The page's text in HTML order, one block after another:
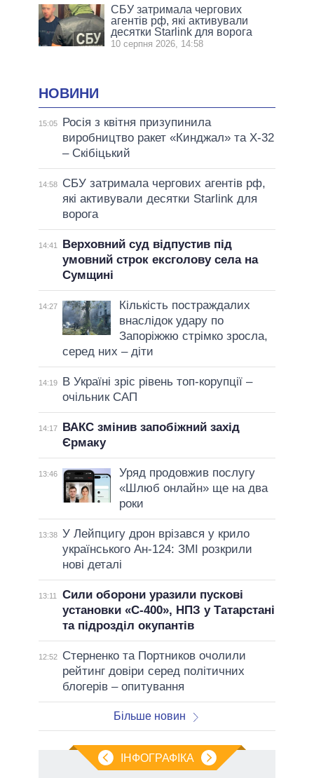
СБУ затримала чергових
агентів рф, які активували
десятки Starlink для ворога
10 серпня 2026, 14:58
НОВИНИ
15:05
Росія з квітня призупинила
виробництво ракет «Кинджал» та Х-32
– Скібіцький
14:58
СБУ затримала чергових агентів рф,
які активували десятки Starlink для
ворога
14:41
Верховний суд відпустив під
умовний строк ексголову села на
Сумщині
14:27
Кількість постраждалих
внаслідок удару по
Запоріжжю стрімко зросла,
серед них – діти
14:19
В Україні зріс рівень топ-корупції –
очільник САП
14:17
ВАКС змінив запобіжний захід
Єрмаку
13:46
Уряд продовжив послугу
«Шлюб онлайн» ще на два
роки
13:38 У Лейпцигу дрон врізався у крило
українського Ан-124: ЗМІ розкрили
нові деталі
13:11
Сили оборони уразили пускові
установки «С-400», НПЗ у Татарстані
та підрозділ окупантів
12:52
Стерненко та Портников очолили
рейтинг довіри серед політичних
блогерів – опитування
Більше новин
ІНФОГРАФІКА